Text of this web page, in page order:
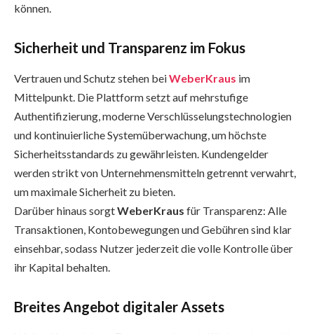
können.
Sicherheit und Transparenz im Fokus
Vertrauen und Schutz stehen beiWeberKraus im
Mittelpunkt. Die Plattform setzt auf mehrstufige
Authentifizierung, moderne Verschlüsselungstechnologien
und kontinuierliche Systemüberwachung, um höchste
Sicherheitsstandards zu gewährleisten. Kundengelder
werden strikt von Unternehmensmitteln getrennt verwahrt,
um maximale Sicherheit zu bieten.
Darüber hinaus sorgtWeberKraus für Transparenz: Alle
Transaktionen, Kontobewegungen und Gebühren sind klar
einsehbar, sodass Nutzer jederzeit die volle Kontrolle über
ihr Kapital behalten.
Breites Angebot digitaler Assets